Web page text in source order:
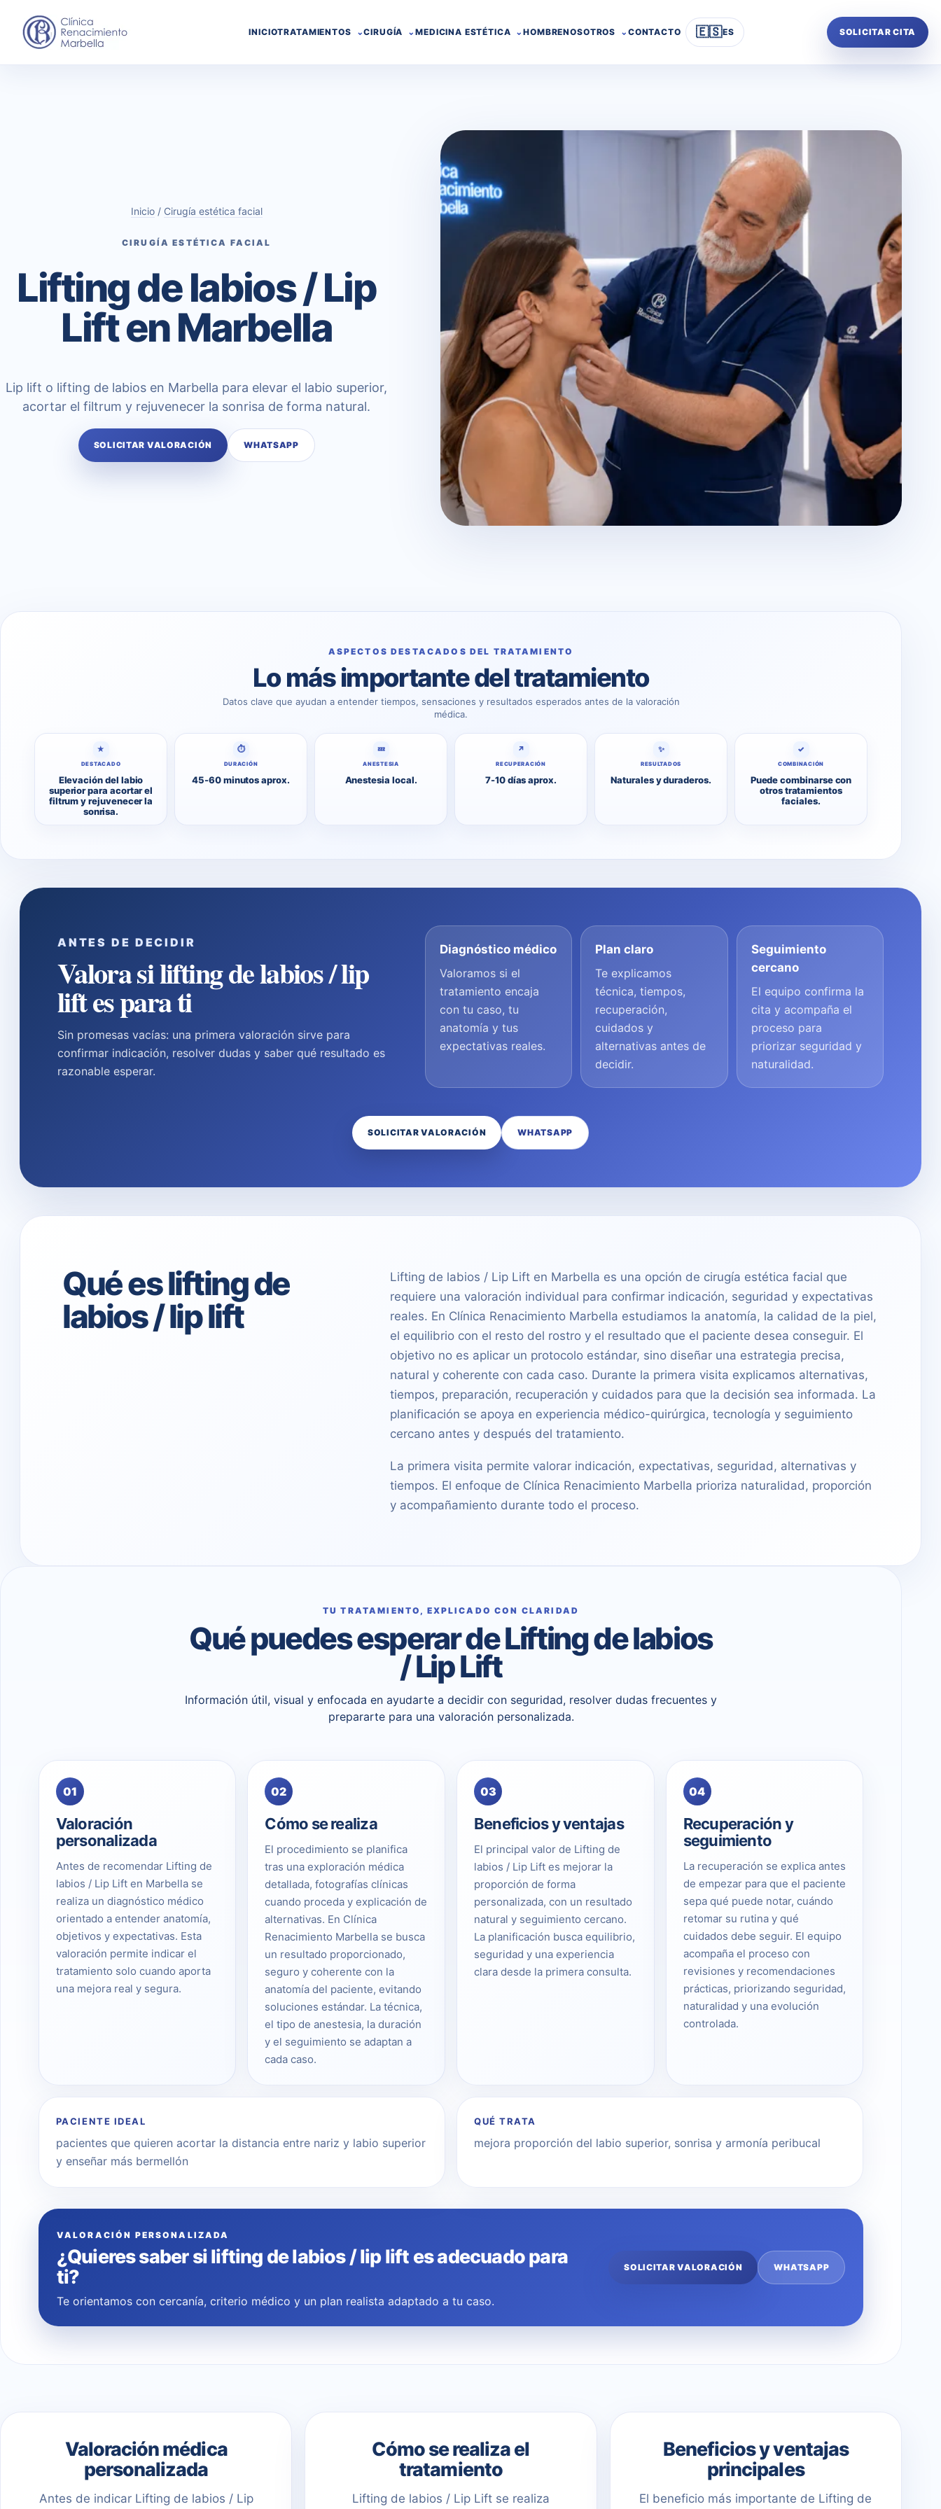
INICIOTRATAMIENTOS CIRUGÍA MEDICINA ESTÉTICA HOMBRENOSOTROS CONTACTO 🇪🇸ES SOLICITAR CITA
Inicio/ Cirugía estética facial
CIRUGÍA ESTÉTICA FACIAL
Lifting de labios / Lip
Lift en Marbella
Lip lift o lifting de labios en Marbella para elevar el labio superior,
acortar el filtrum y rejuvenecer la sonrisa de forma natural.
SOLICITAR VALORACIÓN WHATSAPP
ASPECTOS DESTACADOS DEL TRATAMIENTO
Lo más importante del tratamiento
Datos clave que ayudan a entender tiempos, sensaciones y resultados esperados antes de la valoración
médica.
★
DESTACADO
Elevación del labio
superior para acortar el
filtrum y rejuvenecer la
sonrisa.
⏱
DURACIÓN
45-60 minutos aprox.
💤
ANESTESIA
Anestesia local.
↗
RECUPERACIÓN
7-10 días aprox.
✨
RESULTADOS
Naturales y duraderos.
✓
COMBINACIÓN
Puede combinarse con
otros tratamientos
faciales.
ANTES DE DECIDIR
Valora si lifting de labios / lip
lift es para ti
Sin promesas vacías: una primera valoración sirve para
confirmar indicación, resolver dudas y saber qué resultado es
razonable esperar.
Diagnóstico médico
Valoramos si el
tratamiento encaja
con tu caso, tu
anatomía y tus
expectativas reales.
Plan claro
Te explicamos
técnica, tiempos,
recuperación,
cuidados y
alternativas antes de
decidir.
Seguimiento
cercano
El equipo confirma la
cita y acompaña el
proceso para
priorizar seguridad y
naturalidad.
SOLICITAR VALORACIÓN WHATSAPP
Qué es lifting de
labios / lip lift
Lifting de labios / Lip Lift en Marbella es una opción de cirugía estética facial que
requiere una valoración individual para confirmar indicación, seguridad y expectativas
reales. En Clínica Renacimiento Marbella estudiamos la anatomía, la calidad de la piel,
el equilibrio con el resto del rostro y el resultado que el paciente desea conseguir. El
objetivo no es aplicar un protocolo estándar, sino diseñar una estrategia precisa,
natural y coherente con cada caso. Durante la primera visita explicamos alternativas,
tiempos, preparación, recuperación y cuidados para que la decisión sea informada. La
planificación se apoya en experiencia médico-quirúrgica, tecnología y seguimiento
cercano antes y después del tratamiento.
La primera visita permite valorar indicación, expectativas, seguridad, alternativas y
tiempos. El enfoque de Clínica Renacimiento Marbella prioriza naturalidad, proporción
y acompañamiento durante todo el proceso.
TU TRATAMIENTO, EXPLICADO CON CLARIDAD
Qué puedes esperar de Lifting de labios
/ Lip Lift
Información útil, visual y enfocada en ayudarte a decidir con seguridad, resolver dudas frecuentes y
prepararte para una valoración personalizada.
01
Valoración
personalizada
Antes de recomendar Lifting de
labios / Lip Lift en Marbella se
realiza un diagnóstico médico
orientado a entender anatomía,
objetivos y expectativas. Esta
valoración permite indicar el
tratamiento solo cuando aporta
una mejora real y segura.
02
Cómo se realiza
El procedimiento se planifica
tras una exploración médica
detallada, fotografías clínicas
cuando proceda y explicación de
alternativas. En Clínica
Renacimiento Marbella se busca
un resultado proporcionado,
seguro y coherente con la
anatomía del paciente, evitando
soluciones estándar. La técnica,
el tipo de anestesia, la duración
y el seguimiento se adaptan a
cada caso.
03
Beneficios y ventajas
El principal valor de Lifting de
labios / Lip Lift es mejorar la
proporción de forma
personalizada, con un resultado
natural y seguimiento cercano.
La planificación busca equilibrio,
seguridad y una experiencia
clara desde la primera consulta.
04
Recuperación y
seguimiento
La recuperación se explica antes
de empezar para que el paciente
sepa qué puede notar, cuándo
retomar su rutina y qué
cuidados debe seguir. El equipo
acompaña el proceso con
revisiones y recomendaciones
prácticas, priorizando seguridad,
naturalidad y una evolución
controlada.
PACIENTE IDEAL
pacientes que quieren acortar la distancia entre nariz y labio superior
y enseñar más bermellón
QUÉ TRATA
mejora proporción del labio superior, sonrisa y armonía peribucal
VALORACIÓN PERSONALIZADA
¿Quieres saber si lifting de labios / lip lift es adecuado para
ti?
Te orientamos con cercanía, criterio médico y un plan realista adaptado a tu caso.
SOLICITAR VALORACIÓN WHATSAPP
Valoración médica
personalizada
Antes de indicar Lifting de labios / Lip
Cómo se realiza el
tratamiento
Lifting de labios / Lip Lift se realiza
Beneficios y ventajas
principales
El beneficio más importante de Lifting de